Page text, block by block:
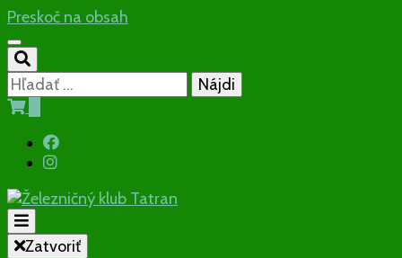
Preskoč na obsah
Hľadať:
Občianske združenie
Zatvoriť